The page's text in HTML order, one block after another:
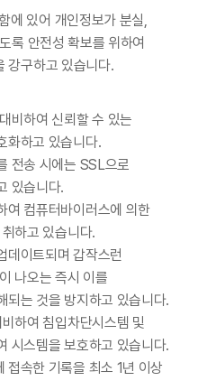
에 있어 개인정보가 분실,
록 안전성 확보를 위하여
강구하고 있습니다.
비하여 신뢰할 수 있는
화하고 있습니다.
전송 시에는 SSL으로
있습니다.
여 컴퓨터바이러스에 의한
하고 있습니다.
데이트되며 갑작스런
나오는 즉시 이를
되는 것을 방지하고 있습니다.
하여 침입차단시스템 및
시스템을 보호하고 있습니다.
접속한 기록을 최소 1년 이상